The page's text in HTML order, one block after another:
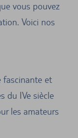
vous pouvez
Voici nos
fascinante et
du IVe siècle
les amateurs